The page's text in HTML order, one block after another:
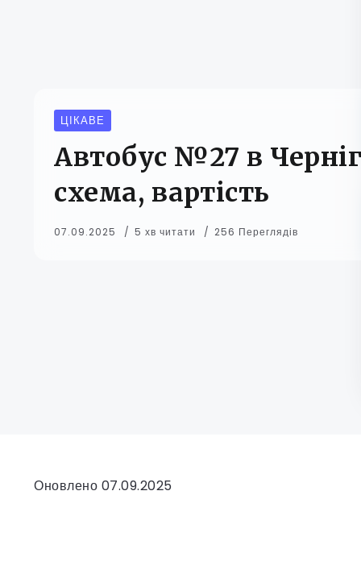
ЦІКАВЕ
Автобус №27 в
схема, вартість
07.09.2025 5 хв читати 256 Переглядів
Оновлено 07.09.2025